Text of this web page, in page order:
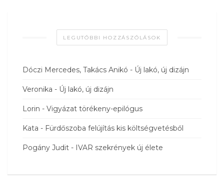
LEGUTÓBBI HOZZÁSZÓLÁSOK
Dóczi Mercedes, Takács Anikó - Új lakó, új dizájn
Veronika - Új lakó, új dizájn
Lorin - Vigyázat törékeny-epilógus
Kata - Fürdőszoba felújítás kis költségvetésből
Pogány Judit - IVAR szekrények új élete